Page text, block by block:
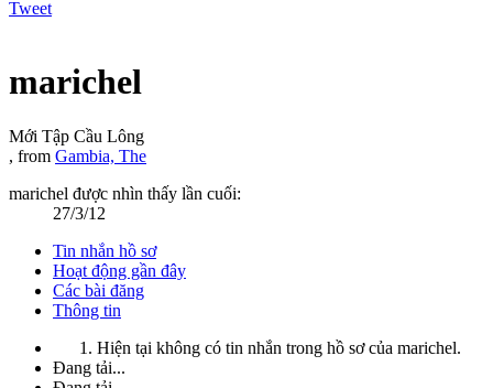
Tweet
marichel
Mới Tập Cầu Lông
, from Gambia, The
marichel được nhìn thấy lần cuối:
27/3/12
Tin nhắn hồ sơ
Hoạt động gần đây
Các bài đăng
Thông tin
Hiện tại không có tin nhắn trong hồ sơ của marichel.
Đang tải...